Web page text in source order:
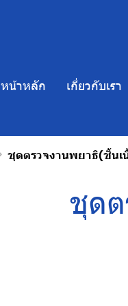
หน้าหลัก เกี่ยวกับเรา
ชุดตรวจงานพยาธิ(ชิ้นเ
ชุด